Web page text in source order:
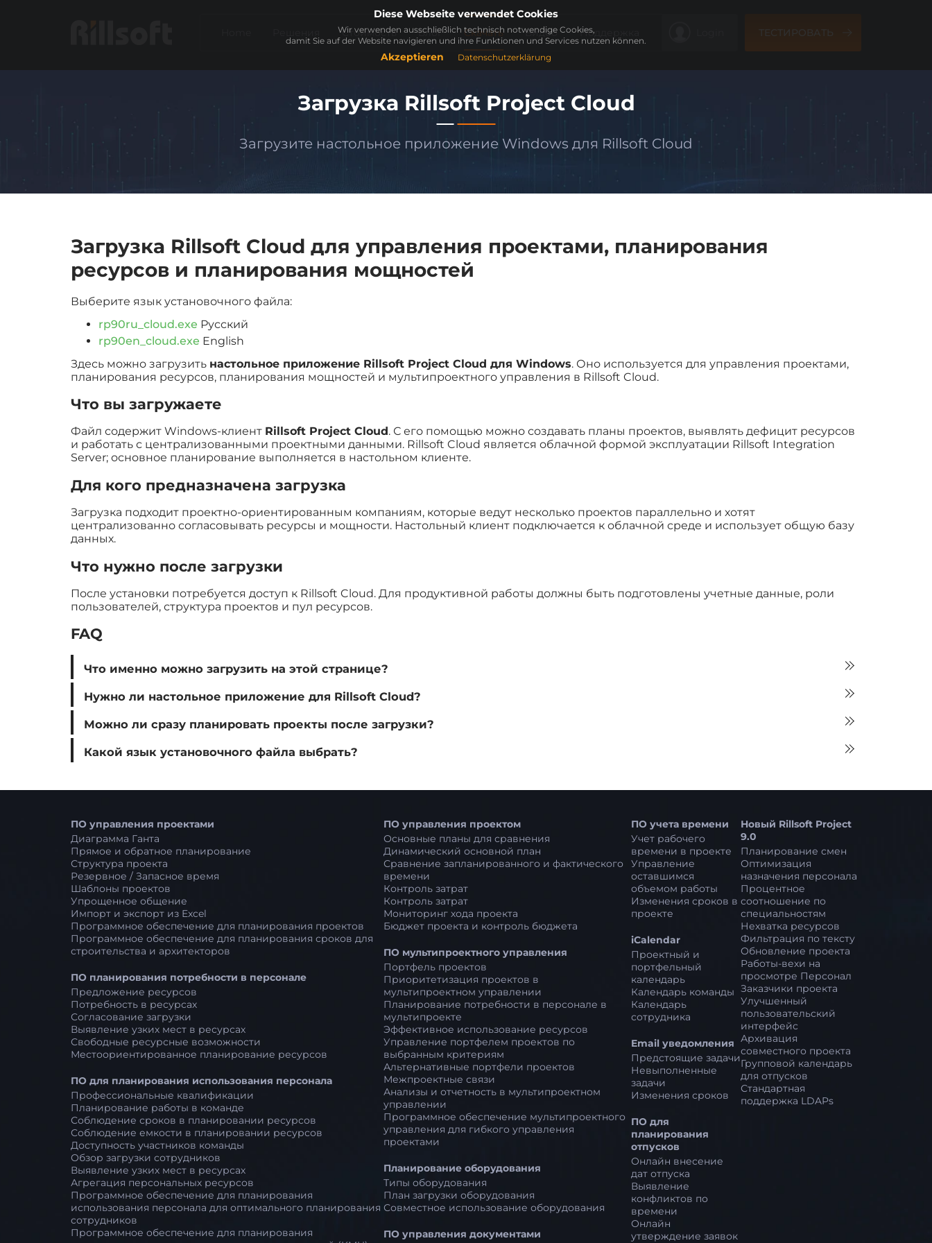
Стоимость Блог Скачать Видео Поддержка ТЕСТИРОВАТЬ
Загрузка Rillsoft Project Cloud
Загрузите настольное приложение Windows для Rillsoft Cloud
Загрузка Rillsoft Cloud для управления проектами, планирования
ресурсов и планирования мощностей
Выберите язык установочного файла:
rp90ru_cloud.exe Русский
rp90en_cloud.exe English
Здесь можно загрузить настольное приложение Rillsoft Project Cloud для Windows. Оно используется для управления проектами,
планирования ресурсов, планирования мощностей и мультипроектного управления в Rillsoft Cloud.
Что вы загружаете
Файл содержит Windows-клиент Rillsoft Project Cloud. С его помощью можно создавать планы проектов, выявлять дефицит ресурсов
и работать с централизованными проектными данными. Rillsoft Cloud является облачной формой эксплуатации Rillsoft Integration
Server; основное планирование выполняется в настольном клиенте.
Для кого предназначена загрузка
Загрузка подходит проектно-ориентированным компаниям, которые ведут несколько проектов параллельно и хотят
централизованно согласовывать ресурсы и мощности. Настольный клиент подключается к облачной среде и использует общую базу
данных.
Что нужно после загрузки
После установки потребуется доступ к Rillsoft Cloud. Для продуктивной работы должны быть подготовлены учетные данные, роли
пользователей, структура проектов и пул ресурсов.
FAQ
Что именно можно загрузить на этой странице?
Нужно ли настольное приложение для Rillsoft Cloud?
Можно ли сразу планировать проекты после загрузки?
Какой язык установочного файла выбрать?
ПО управления проектами
Диаграмма Ганта
Прямое и обратное планирование
Структура проекта
Резервное / Запасное время
Шаблоны проектов
Упрощенное общение
Импорт и экспорт из Excel
Программное обеспечение для планирования проектов
Программное обеспечение для планирования сроков для
строительства и архитекторов
ПО планирования потребности в персонале
Предложение ресурсов
Потребность в ресурсах
Согласование загрузки
Выявление узких мест в ресурсах
Свободные ресурсные возможности
Местоориентированное планирование ресурсов
ПО для планирования использования персонала
Профессиональные квалификации
Планирование работы в команде
Соблюдение сроков в планировании ресурсов
Соблюдение емкости в планировании ресурсов
Доступность участников команды
Обзор загрузки сотрудников
Выявление узких мест в ресурсах
Агрегация персональных ресурсов
Программное обеспечение для планирования
использования персонала для оптимального планирования
сотрудников
Программное обеспечение для планирования
ПО управления проектом
Основные планы для сравнения
Динамический основной план
Сравнение запланированного и фактического
времени
Контроль затрат
Контроль затрат
Мониторинг хода проекта
Бюджет проекта и контроль бюджета
ПО мультипроектного управления
Портфель проектов
Приоритетизация проектов в
мультипроектном управлении
Планирование потребности в персонале в
мультипроекте
Эффективное использование ресурсов
Управление портфелем проектов по
выбранным критериям
Альтернативные портфели проектов
Межпроектные связи
Анализы и отчетность в мультипроектном
управлении
Программное обеспечение мультипроектного
управления для гибкого управления
проектами
Планирование оборудования
Типы оборудования
План загрузки оборудования
Совместное использование оборудования
ПО управления документами
ПО учета времени
Учет рабочего
времени в проекте
Управление
оставшимся
объемом работы
Изменения сроков в
проекте
iCalendar
Проектный и
портфельный
календарь
Календарь команды
Календарь
сотрудника
Email уведомления
Предстоящие задачи
Невыполненные
задачи
Изменения сроков
ПО для
планирования
отпусков
Онлайн внесение
дат отпуска
Выявление
конфликтов по
времени
Онлайн
утверждение заявок
Новый Rillsoft Project
9.0
Планирование смен
Оптимизация
назначения персонала
Процентное
соотношение по
специальностям
Нехватка ресурсов
Фильтрация по тексту
Обновление проекта
Работы-вехи на
просмотре Персонал
Заказчики проекта
Улучшенный
пользовательский
интерфейс
Архивация
совместного проекта
Групповой календарь
для отпусков
Стандартная
поддержка LDAPs
Diese Webseite verwendet Cookies
Wir verwenden ausschließlich technisch notwendige Cookies,
damit Sie auf der Website navigieren und ihre Funktionen und Services nutzen können.
Akzeptieren Datenschutzerklärung